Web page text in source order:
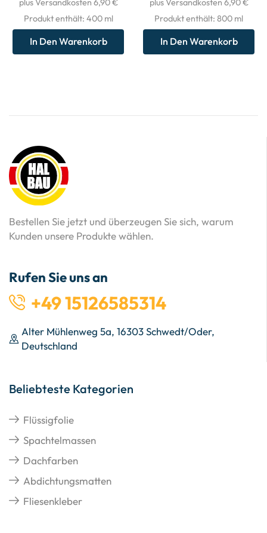
plus Versandkosten 6,90 €
Produkt enthält: 400 ml
In Den Warenkorb
plus Versandkosten 6,90 €
Produkt enthält: 800 ml
In Den Warenkorb
Bestellen Sie jetzt und überzeugen Sie sich, warum
Kunden unsere Produkte wählen.
Rufen Sie uns an
+49 15126585314
Alter Mühlenweg 5a, 16303 Schwedt/Oder,
Deutschland
Beliebteste Kategorien
Flüssigfolie
Spachtelmassen
Dachfarben
Abdichtungsmatten
Fliesenkleber